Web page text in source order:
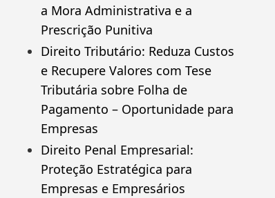
a Mora Administrativa e a
Prescrição Punitiva
Direito Tributário: Reduza Custos
e Recupere Valores com Tese
Tributária sobre Folha de
Pagamento – Oportunidade para
Empresas
Direito Penal Empresarial:
Proteção Estratégica para
Empresas e Empresários